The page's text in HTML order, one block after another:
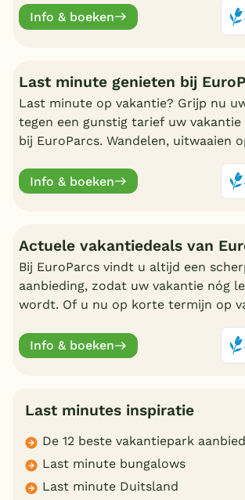
Info & boeken
Last minute genieten bij
Last minute op vakantie? Grijp nu
tegen een gunstig tarief uw vakantie
bij EuroParcs. Wandelen, uitwaaien
eigen bungalow
Info & boeken
Actuele vakantiedeals van
Bij EuroParcs vindt u altijd een
aanbieding, zodat uw vakantie nóg
wordt. Of u nu op korte termijn op
actuele vakantiedeals.
Info & boeken
Last minutes inspiratie
De 12 beste vakantiepark
Last minute bungalows
Last minute Duitsland